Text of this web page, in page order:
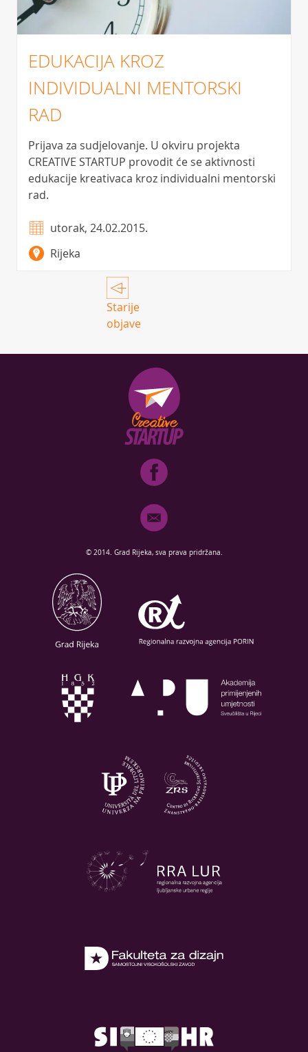
EDUKACIJA KROZ
INDIVIDUALNI MENTORSKI
RAD
Prijava za sudjelovanje. U okviru projekta
CREATIVE STARTUP provodit će se aktivnosti
edukacije kreativaca kroz individualni mentorski
rad.
utorak, 24.02.2015.
Rijeka
Posts
navigation
Starije
objave
© 2014. Grad Rijeka, sva prava pridržana.